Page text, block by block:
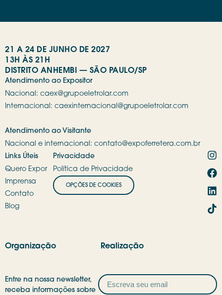
21 A 24 DE JUNHO DE 2027
13H ÀS 21H
DISTRITO ANHEMBI — SÃO PAULO/SP
Atendimento ao Expositor
Nacional: caex@grupoeletrolar.com
Internacional: caexinternacional@grupoeletrolar.com
Atendimento ao Visitante
Nacional e internacional: contato@expoferretera.com.br
Links Úteis
Quero Expor
Imprensa
Contato
Blog
Privacidade
Política de Privacidade
OPÇÕES DE COOKIES
Organização Realização
Entre na nossa newsletter,
receba informações sobre